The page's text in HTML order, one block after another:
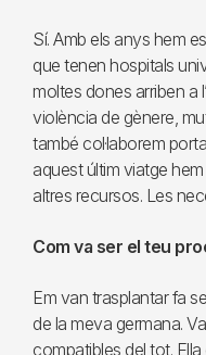
Sí. Amb els anys hem
que tenen hospitals
moltes dones arriben a
violència de gènere,
també col·laborem
aquest últim viatge
altres recursos. Les
Com va ser el teu
Em van trasplantar fa
de la meva germana.
compatibles del tot.